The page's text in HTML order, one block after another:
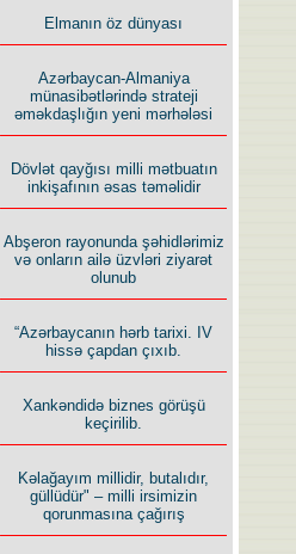
Elmanın öz dünyası
Azərbaycan-Almaniya
münasibətlərində strateji
əməkdaşlığın yeni mərhələsi
Dövlət qayğısı milli mətbuatın
inkişafının əsas təməlidir
Abşeron rayonunda şəhidlərimiz
və onların ailə üzvləri ziyarət
olunub
“Azərbaycanın hərb tarixi. IV
hissə çapdan çıxıb.
Xankəndidə biznes görüşü
keçirilib.
Kəlağayım millidir, butalıdır,
güllüdür" – milli irsimizin
qorunmasına çağırış